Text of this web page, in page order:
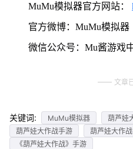
MuMu模拟器官方网站：
官方微博：MuMu模拟器
微信公众号：Mu酱游戏
文章
关键词: MuMu模拟器 葫芦娃
葫芦娃大作战手游
葫芦娃大作
《葫芦娃大作战》手游